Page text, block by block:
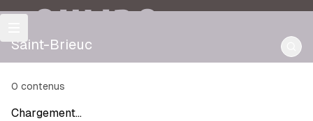
OULIPO
Saint-Brieuc
0 contenus
Chargement…